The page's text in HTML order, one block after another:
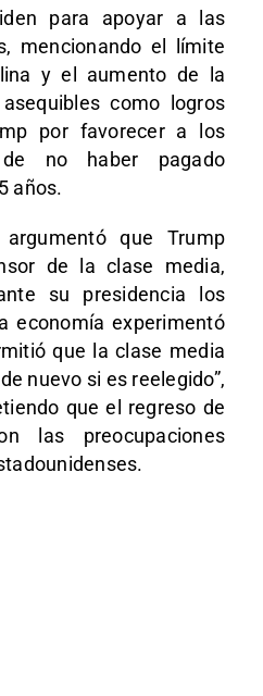
para apoyar a las
mencionando el límite
y el aumento de la
como logros
por favorecer a los
de no haber pagado
años.
que Trump
de la clase media,
su presidencia los
economía experimentó
que la clase media
nuevo si es reelegido”,
que el regreso de
las preocupaciones